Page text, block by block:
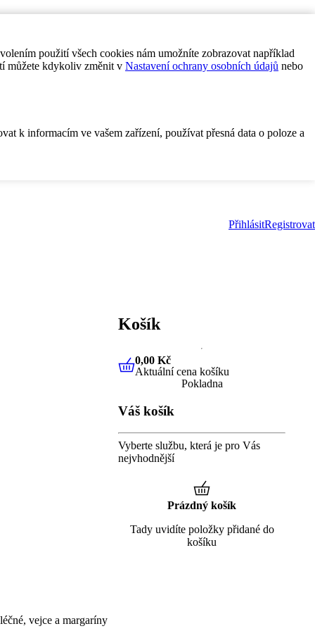
použití všech cookies nám umožníte zobrazovat například
můžete kdykoliv změnit v Nastavení ochrany osobních údajů nebo
k informacím ve vašem zařízení, používat přesná data o poloze a
PřihlásitRegistrovat
vejce a margaríny
Košík
0,00 KčAktuální cena košíku
0,00 Kč
Aktuální cena košíku
Pokladna
Váš košík
Vyberte službu, která je pro Vás
nejvhodnější
Prázdný košík
Tady uvidíte položky přidané do
košíku